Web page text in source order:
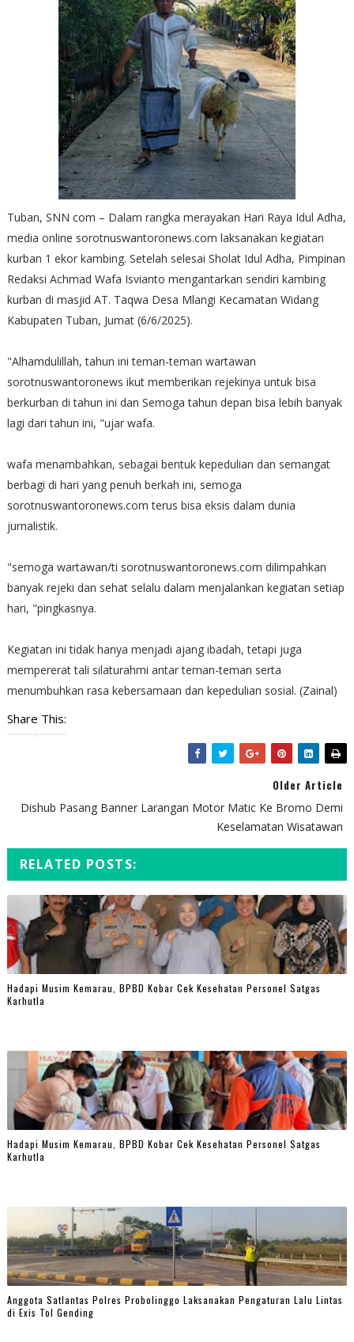
Tuban, SNN com – Dalam rangka merayakan Hari Raya Idul Adha,
media online sorotnuswantoronews.com laksanakan kegiatan
kurban 1 ekor kambing. Setelah selesai Sholat Idul Adha, Pimpinan
Redaksi Achmad Wafa Isvianto mengantarkan sendiri kambing
kurban di masjid AT. Taqwa Desa Mlangi Kecamatan Widang
Kabupaten Tuban, Jumat (6/6/2025).
"Alhamdulillah, tahun ini teman-teman wartawan
sorotnuswantoronews ikut memberikan rejekinya untuk bisa
berkurban di tahun ini dan Semoga tahun depan bisa lebih banyak
lagi dari tahun ini, "ujar wafa.
wafa menambahkan, sebagai bentuk kepedulian dan semangat
berbagi di hari yang penuh berkah ini, semoga
sorotnuswantoronews.com terus bisa eksis dalam dunia
jurnalistik.
"semoga wartawan/ti sorotnuswantoronews.com dilimpahkan
banyak rejeki dan sehat selalu dalam menjalankan kegiatan setiap
hari, "pingkasnya.
Kegiatan ini tidak hanya menjadi ajang ibadah, tetapi juga
mempererat tali silaturahmi antar teman-teman serta
menumbuhkan rasa kebersamaan dan kepedulian sosial. (Zainal)
Share This:
Older Article
Dishub Pasang Banner Larangan Motor Matic Ke Bromo Demi
Keselamatan Wisatawan
RELATED POSTS:
Hadapi Musim Kemarau, BPBD Kobar Cek Kesehatan Personel Satgas
Karhutla
Hadapi Musim Kemarau, BPBD Kobar Cek Kesehatan Personel Satgas
Karhutla
Anggota Satlantas Polres Probolinggo Laksanakan Pengaturan Lalu Lintas
di Exis Tol Gending